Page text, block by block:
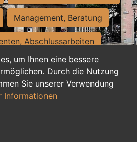
um Ihnen eine bessere
Durch die Nutzung
Sie unserer Verwendung
Informationen
Management, Beratung
Abschlussarbeiten
Assistenz, Sekretariat
und Nebenjobs
duale Ausbildung